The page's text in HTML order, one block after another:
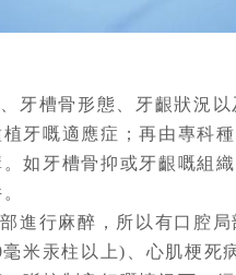
牙槽骨形態、牙齦狀況
牙嘅適應症；再由專科
如牙槽骨抑或牙齦嘅組
進行麻醉，所以有口腔
米汞柱以上)、心肌梗死